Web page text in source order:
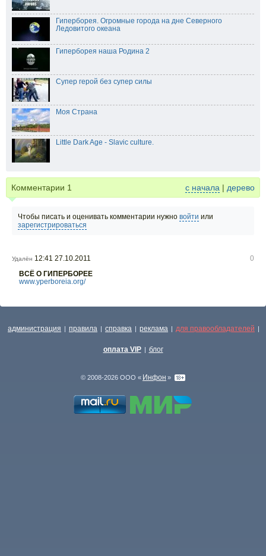
Гиперборея. Огромные города на дне Северного
Ледовитого океана
Гиперборея наша Родина 2
Супер герой без супер силы
Моя Страна
Little Dark Age - Slavic culture.
Комментарии 1 с начала | дерево
Чтобы писать и оценивать комментарии нужно войти или
зарегистрироваться
Удалён 12:41 27.10.2011
0
ВСЁ О ГИПЕРБОРЕЕ
www.yperboreia.org/
администрация | правила | справка | реклама | для правообладателей |
оплата VIP | блог
© 2008-2026 ООО « Инфон »